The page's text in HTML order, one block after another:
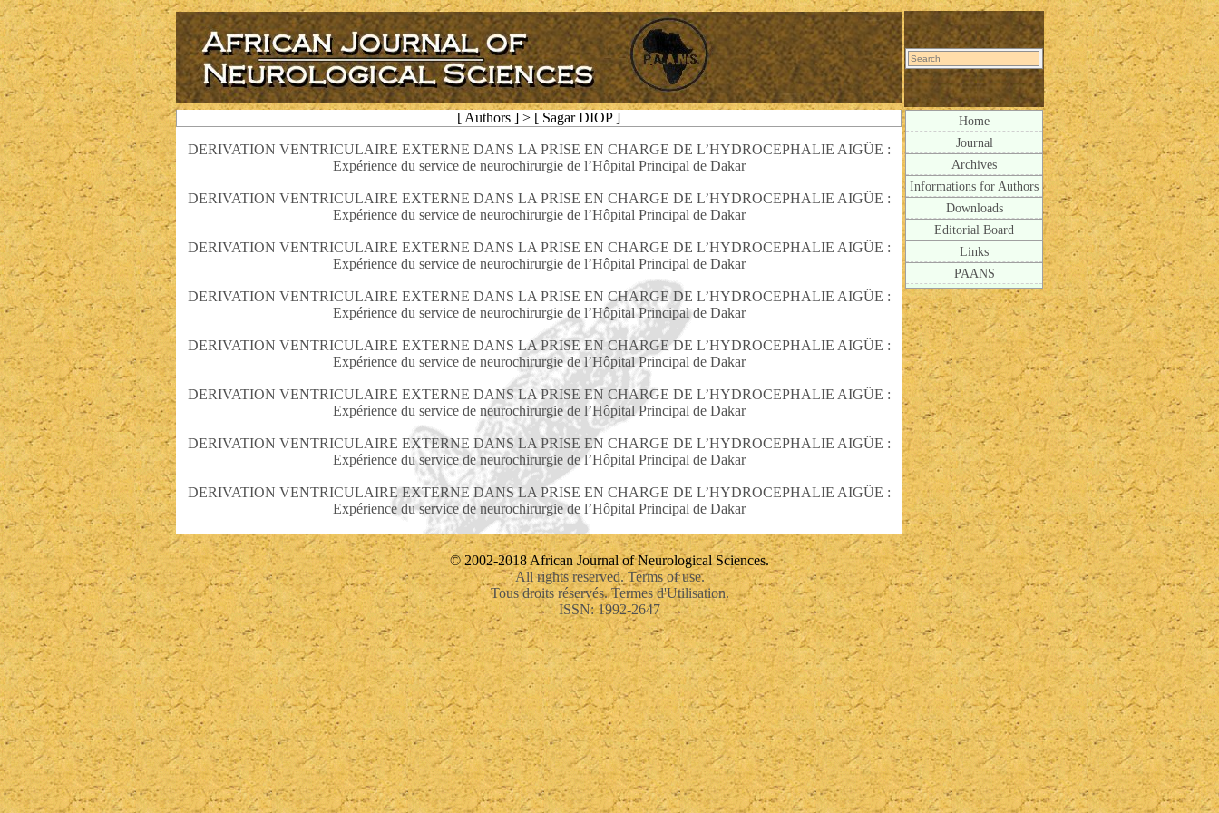
[ Authors ] > [ Sagar DIOP ]
DERIVATION VENTRICULAIRE EXTERNE DANS LA PRISE EN CHARGE DE L’HYDROCEPHALIE AIGÜE :
Expérience du service de neurochirurgie de l’Hôpital Principal de Dakar
DERIVATION VENTRICULAIRE EXTERNE DANS LA PRISE EN CHARGE DE L’HYDROCEPHALIE AIGÜE :
Expérience du service de neurochirurgie de l’Hôpital Principal de Dakar
DERIVATION VENTRICULAIRE EXTERNE DANS LA PRISE EN CHARGE DE L’HYDROCEPHALIE AIGÜE :
Expérience du service de neurochirurgie de l’Hôpital Principal de Dakar
DERIVATION VENTRICULAIRE EXTERNE DANS LA PRISE EN CHARGE DE L’HYDROCEPHALIE AIGÜE :
Expérience du service de neurochirurgie de l’Hôpital Principal de Dakar
DERIVATION VENTRICULAIRE EXTERNE DANS LA PRISE EN CHARGE DE L’HYDROCEPHALIE AIGÜE :
Expérience du service de neurochirurgie de l’Hôpital Principal de Dakar
DERIVATION VENTRICULAIRE EXTERNE DANS LA PRISE EN CHARGE DE L’HYDROCEPHALIE AIGÜE :
Expérience du service de neurochirurgie de l’Hôpital Principal de Dakar
DERIVATION VENTRICULAIRE EXTERNE DANS LA PRISE EN CHARGE DE L’HYDROCEPHALIE AIGÜE :
Expérience du service de neurochirurgie de l’Hôpital Principal de Dakar
DERIVATION VENTRICULAIRE EXTERNE DANS LA PRISE EN CHARGE DE L’HYDROCEPHALIE AIGÜE :
Expérience du service de neurochirurgie de l’Hôpital Principal de Dakar
Home
Journal
Archives
Informations for Authors
Downloads
Editorial Board
Links
PAANS
© 2002-2018 African Journal of Neurological Sciences.
All rights reserved. Terms of use.
Tous droits réservés. Termes d'Utilisation.
ISSN: 1992-2647